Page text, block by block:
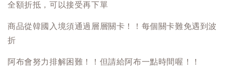
全額折抵，可以接受再下單
商品從韓國入境須通過層層關卡！！每個關卡難免遇到波
折
阿布會努力排解困難！！但請給阿布一點時間喔！！